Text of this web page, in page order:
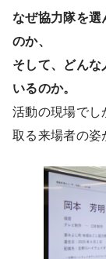
なぜ協力隊を選
のか、
そして、どんな
いるのか。
活動の現場でし
取る来場者の姿